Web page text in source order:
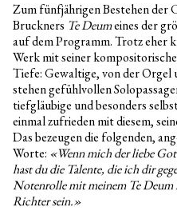
Zum fünfjährigen Bestehen
Bruckners Te Deumeines der
auf dem Programm. Trotz eher
Werk mit seiner
Tiefe: Gewaltige, von der
stehen gefühlvollen
tiefgläubige und besonders
einmal zufrieden mit diesem,
Das bezeugen die folgenden,
Worte: «Wenn mich der liebe
hast du die Talente, die ich dir
Notenrolle mit meinem Te
Richter sein.»